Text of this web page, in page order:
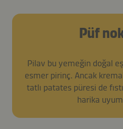
Püf
Pilav bu yemeğin doğal
esmer pirinç. Ancak
tatlı patates püresi de
harika